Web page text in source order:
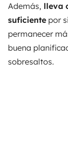
Además, lleva
suficiente por
permanecer
buena
sobresaltos.